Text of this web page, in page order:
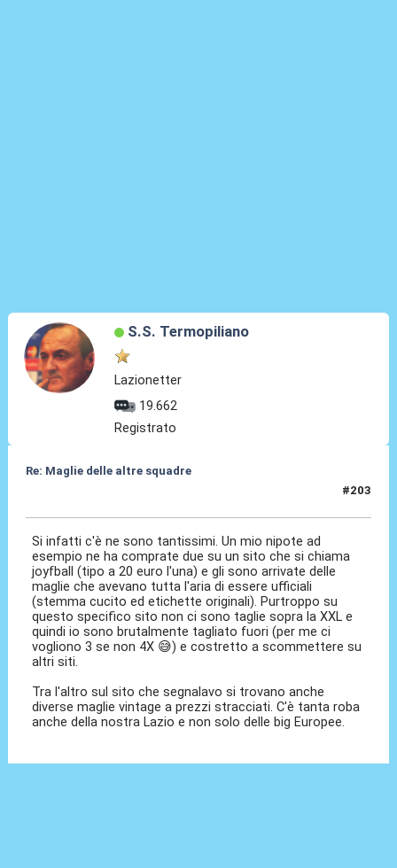
S.S. Termopiliano
Lazionetter
19.662
Registrato
Re: Maglie delle altre squadre
#203
Si infatti c'è ne sono tantissimi. Un mio nipote ad
esempio ne ha comprate due su un sito che si chiama
joyfball (tipo a 20 euro l'una) e gli sono arrivate delle
maglie che avevano tutta l'aria di essere ufficiali
(stemma cucito ed etichette originali). Purtroppo su
questo specifico sito non ci sono taglie sopra la XXL e
quindi io sono brutalmente tagliato fuori (per me ci
vogliono 3 se non 4X 😅) e costretto a scommettere su
altri siti.
Tra l'altro sul sito che segnalavo si trovano anche
diverse maglie vintage a prezzi stracciati. C'è tanta roba
anche della nostra Lazio e non solo delle big Europee.